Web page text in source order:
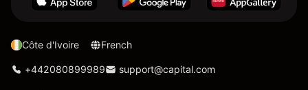
Côte d'Ivoire French
+442080899989 support@capital.com